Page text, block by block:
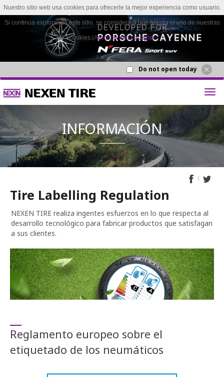
Nuestro sitio web usa cookies para ofrecerle la mejor experiencia como usuario.
Si continúa explorando este sitio, se considerará que acepta el uso de nuestras
cookies.(Aprende más)aceptar
Do not open today
Tire Labelling Regulation
NEXEN TIRE realiza ingentes esfuerzos en lo que respecta al
desarrollo tecnológico para fabricar productos que satisfagan
a sus clientes.
Reglamento europeo sobre el
etiquetado de los neumáticos